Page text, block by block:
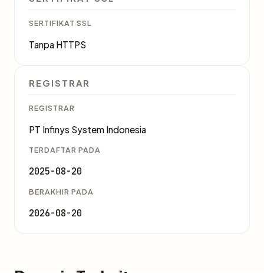
SERTIFIKAT SSL
Tanpa HTTPS
REGISTRAR
REGISTRAR
PT Infinys System Indonesia
TERDAFTAR PADA
2025-08-20
BERAKHIR PADA
2026-08-20